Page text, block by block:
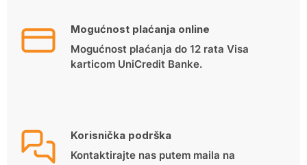
Mogućnost plaćanja online
Mogućnost plaćanja do 12 rata Visa
karticom UniCredit Banke.
Korisnička podrška
Kontaktirajte nas putem maila na